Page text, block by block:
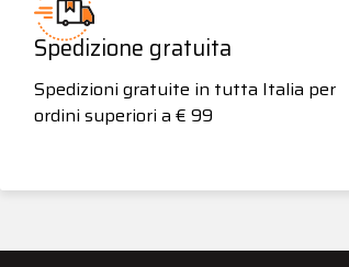
Spedizione gratuita
Spedizioni gratuite in tutta Italia per
ordini superiori a € 99